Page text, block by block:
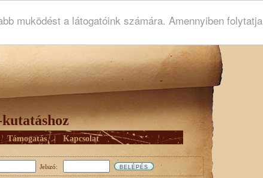
muködést a látogatóink számára. Amennyiben folytatja
Támogatás | Kapcsolat
Jelszó: